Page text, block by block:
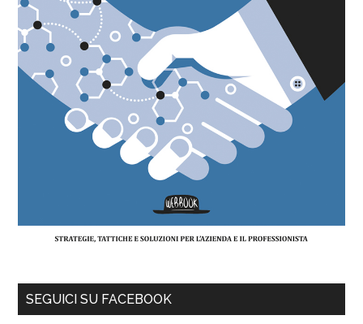
SEGUICI SU FACEBOOK